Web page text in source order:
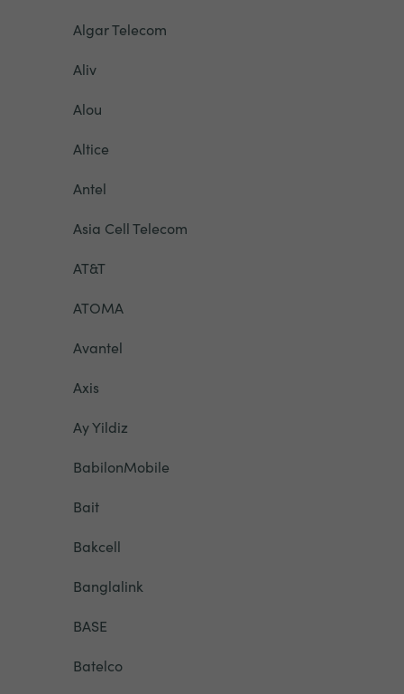
Algar Telecom
Aliv
Alou
Altice
Antel
Asia Cell Telecom
AT&T
ATOMA
Avantel
Axis
Ay Yildiz
BabilonMobile
Bait
Bakcell
Banglalink
BASE
Batelco